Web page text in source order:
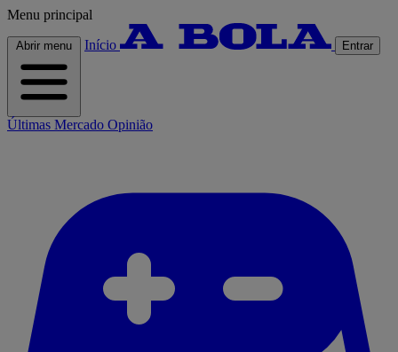
Menu principal
Abrir menu Início Entrar
Últimas Mercado Opinião